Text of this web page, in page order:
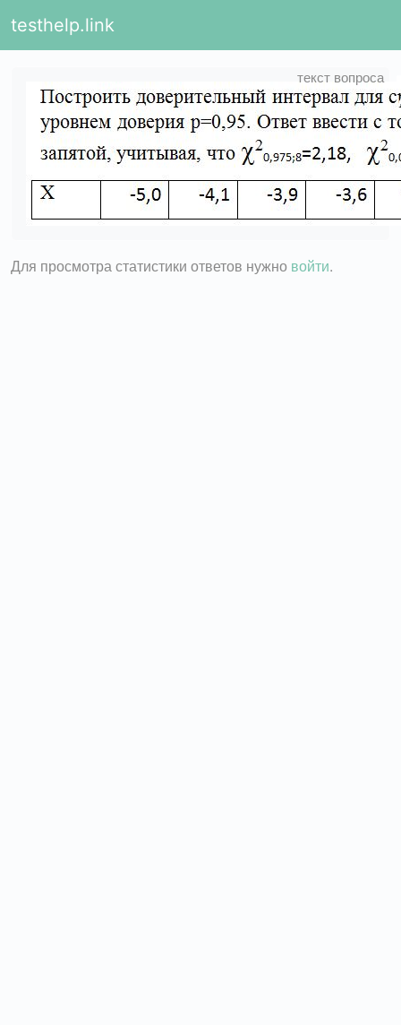
testhelp.link
Для просмотра статистики ответов нужно войти.